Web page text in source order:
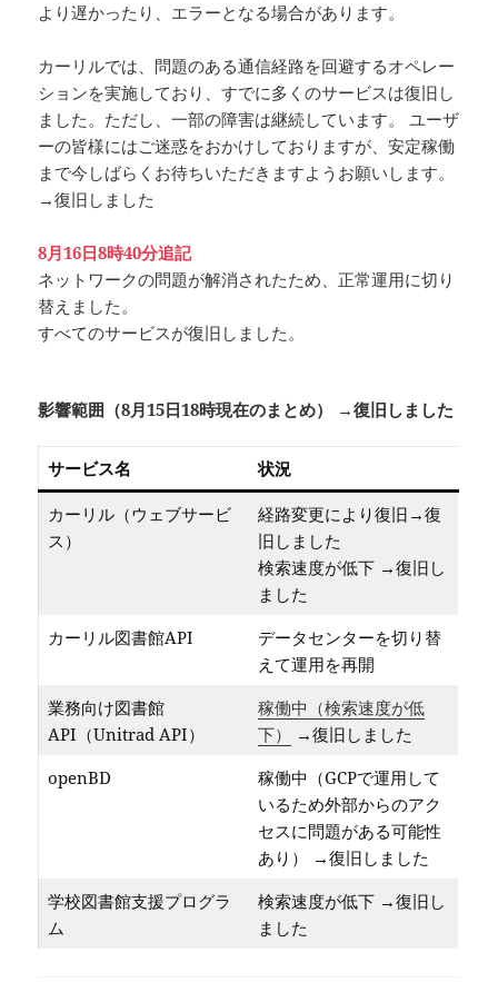
より遅かったり、エラーとなる場合があります。
カーリルでは、問題のある通信経路を回避するオペレー
ションを実施しており、すでに多くのサービスは復旧し
ました。ただし、一部の障害は継続しています。 ユーザ
ーの皆様にはご迷惑をおかけしておりますが、安定稼働
まで今しばらくお待ちいただきますようお願いします。
→復旧しました
8月16日8時40分追記
ネットワークの問題が解消されたため、正常運用に切り
替えました。
すべてのサービスが復旧しました。
影響範囲（8月15日18時現在のまとめ） →復旧しました
サービス名 状況
カーリル（ウェブサービ
ス）
経路変更により復旧→復
旧しました
検索速度が低下 →復旧し
ました
カーリル図書館API
データセンターを切り替
えて運用を再開
業務向け図書館
API（Unitrad API）
稼働中（検索速度が低
下）
→復旧しました
openBD
稼働中（GCPで運用して
いるため外部からのアク
セスに問題がある可能性
あり） →復旧しました
学校図書館支援プログラ
ム
検索速度が低下 →復旧し
ました